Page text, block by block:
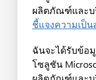
ผลิตภัณฑ์และบ
ชี้แจงความเป็
ฉันจะได้รับข้อ
โซลูชัน